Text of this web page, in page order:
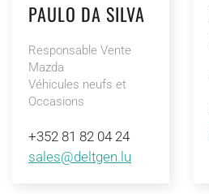
PAULO DA SILVA
Responsable Vente
Mazda
Véhicules neufs et
Occasions
+352 81 82 04 24
sales@deltgen.lu